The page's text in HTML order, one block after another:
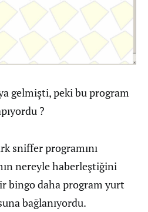
gelmişti, peki bu program
?
sniffer programını
nereyle haberleştiğini
bingo daha program yurt
bağlanıyordu.